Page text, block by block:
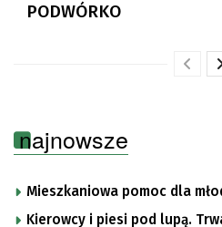
PODWÓRKO
najnowsze
Mieszkaniowa pomoc dla
Kierowcy i piesi pod lupą.